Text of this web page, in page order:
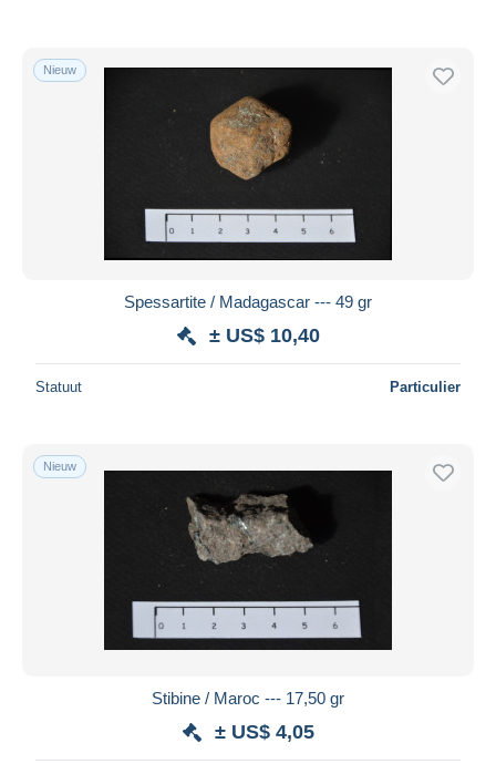
Nieuw
Spessartite / Madagascar --- 49 gr
± US$ 10,40
Statuut Particulier
Nieuw
Stibine / Maroc --- 17,50 gr
± US$ 4,05